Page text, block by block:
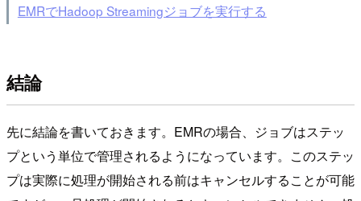
EMRでHadoop Streamingジョブを実行する
結論
先に結論を書いておきます。EMRの場合、ジョブはステッ
プという単位で管理されるようになっています。このステッ
プは実際に処理が開始される前はキャンセルすることが可能